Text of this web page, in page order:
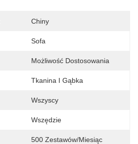
Chiny
Sofa
Możliwość Dostosowania
Tkanina I Gąbka
Wszyscy
Wszędzie
500 Zestawów/miesiąc